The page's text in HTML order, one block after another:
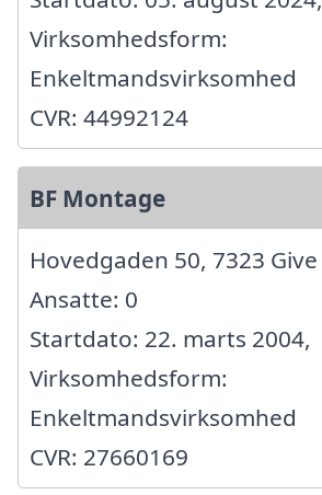
Virksomhedsform:
Enkeltmandsvirksomhed
CVR: 44992124
BF Montage
Hovedgaden 50, 7323 Give
Ansatte: 0
Startdato: 22. marts 2004,
Virksomhedsform:
Enkeltmandsvirksomhed
CVR: 27660169